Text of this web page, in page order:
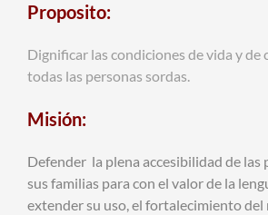
Proposito:
Dignificar las condiciones de vida y de
todas las personas sordas.
Misión:
Defender la plena accesibilidad de las
sus familias para con el valor de la
extender su uso, el fortalecimiento